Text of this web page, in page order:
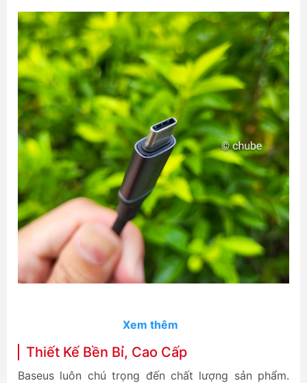
Xem thêm
Thiết Kế Bền Bỉ, Cao Cấp
Baseus luôn chú trọng đến chất lượng sản phẩm.